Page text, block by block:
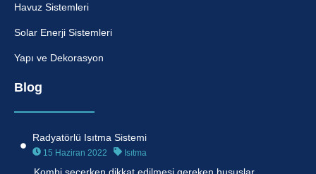
Havuz Sistemleri
Solar Enerji Sistemleri
Yapı ve Dekorasyon
Blog
Radyatörlü Isıtma Sistemi
15 Haziran 2022 Isıtma
Kombi seçerken dikkat edilmesi gereken hususlar.